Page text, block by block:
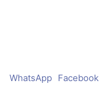
WhatsApp Facebook